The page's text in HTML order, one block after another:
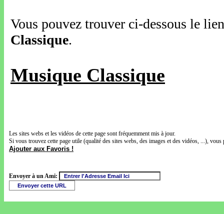
Vous pouvez trouver ci-dessous le
Classique.
Musique Classique
Les sites webs et les vidéos de cette page sont fréquemment mis à jour.
Si vous trouvez cette page utile (qualité des sites webs, des images et des vidéos, ...),
Ajouter aux Favoris !
Envoyer à un Ami: